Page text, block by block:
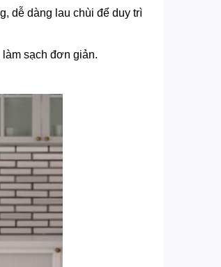
dễ dàng lau chùi để duy trì
sạch đơn giản.